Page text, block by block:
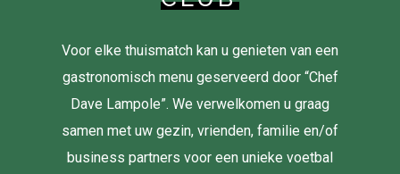
Voor elke thuismatch kan u genieten van een
gastronomisch menu geserveerd door “Chef
Dave Lampole”. We verwelkomen u graag
samen met uw gezin, vrienden, familie en/of
business partners voor een unieke voetbal